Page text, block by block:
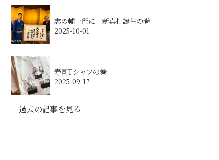
志の輔一門に 新真打誕生の巻
2025-10-01
寿司Tシャツの巻
2025-09-17
過去の記事を見る